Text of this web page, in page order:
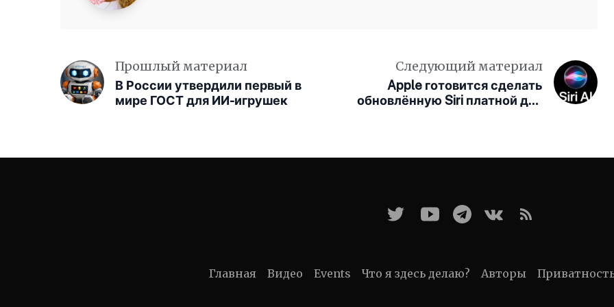
Прошлый материал
В России утвердили первый в
мире ГОСТ для ИИ-игрушек
Следующий материал
Apple готовится сделать
обновлённую Siri платной для
Главная Видео Events Что я здесь делаю? Авторы